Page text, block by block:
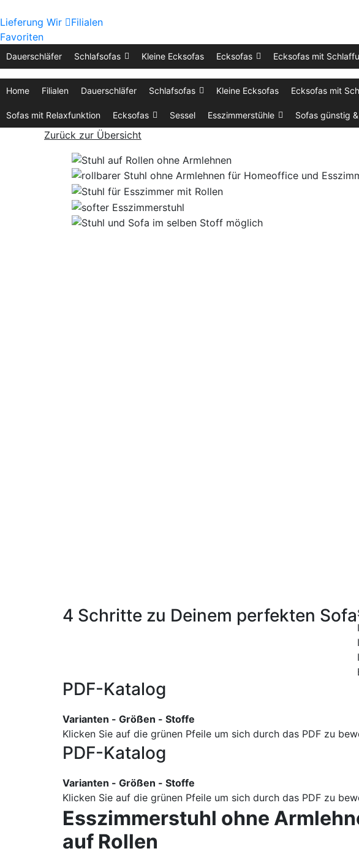
Lieferung Wir
Filialen
Favoriten
Dauerschläfer Schlafsofas Kleine Ecksofas Ecksofas Ecksofas mit
Home Filialen Dauerschläfer Schlafsofas Kleine Ecksofas Ecksofas mit
Sofas mit Relaxfunktion Ecksofas Sessel Esszimmerstühle Sofas günstig
Zurück zur Übersicht
4 Schritte zu Deinem perfekten Sofa
PDF-Katalog
Varianten - Größen - Stoffe
Klicken Sie auf die grünen Pfeile um sich durch das PDF zu
PDF-Katalog
Varianten - Größen - Stoffe
Klicken Sie auf die grünen Pfeile um sich durch das PDF zu
Esszimmerstuhl ohne
auf Rollen